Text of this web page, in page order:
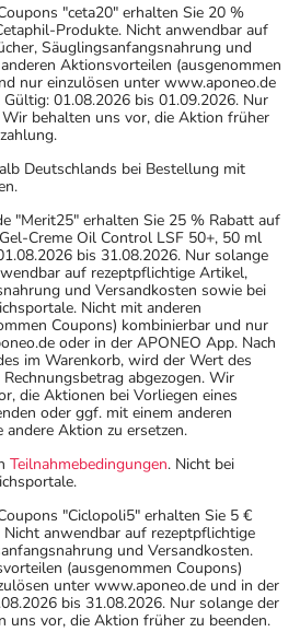
"ceta20" erhalten Sie 20 %
Produkte. Nicht anwendbar auf
Säuglingsanfangsnahrung und
Aktionsvorteilen (ausgenommen
nur einzulösen unter www.aponeo.de
01.08.2026 bis 01.09.2026. Nur
behalten uns vor, die Aktion früher
Deutschlands bei Bestellung mit
"Merit25" erhalten Sie 25 % Rabatt auf
Creme Oil Control LSF 50+, 50 ml
bis 31.08.2026. Nur solange
auf rezeptpflichtige Artikel,
und Versandkosten sowie bei
Nicht mit anderen
Coupons) kombinierbar und nur
oder in der APONEO App. Nach
im Warenkorb, wird der Wert des
abgezogen. Wir
die Aktionen bei Vorliegen eines
oder ggf. mit einem anderen
andere Aktion zu ersetzen.
Teilnahmebedingungen. Nicht bei
"Ciclopoli5" erhalten Sie 5 €
anwendbar auf rezeptpflichtige
und Versandkosten.
(ausgenommen Coupons)
unter www.aponeo.de und in der
bis 31.08.2026. Nur solange der
uns vor, die Aktion früher zu beenden.